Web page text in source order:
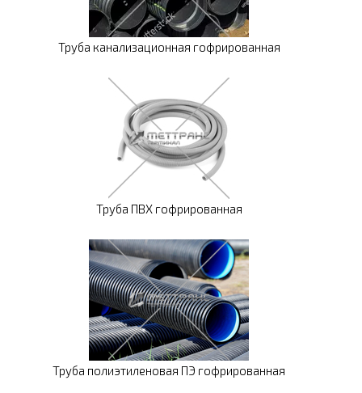
Труба канализационная гофрированная
Труба ПВХ гофрированная
Труба полиэтиленовая ПЭ гофрированная